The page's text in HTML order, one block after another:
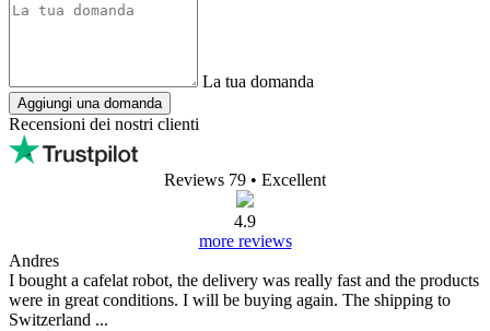
La tua domanda
Aggiungi una domanda
Recensioni dei nostri clienti
Reviews 79 • Excellent
4.9
more reviews
Andres
I bought a cafelat robot, the delivery was really fast and the products
were in great conditions. I will be buying again. The shipping to
Switzerland ...